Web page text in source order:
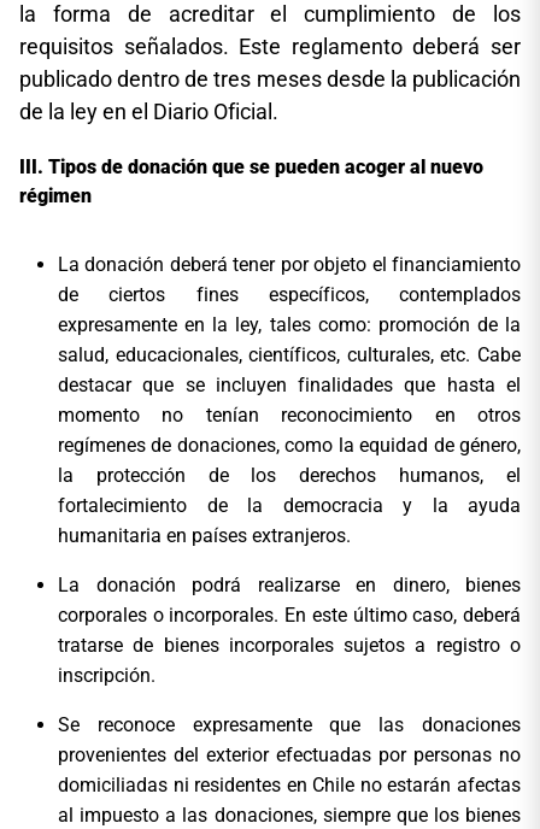
la forma de acreditar el cumplimiento de los
requisitos señalados. Este reglamento deberá ser
publicado dentro de tres meses desde la publicación
de la ley en el Diario Oficial.
Tipos de donación que se pueden acoger al nuevo
régimen
La donación deberá tener por objeto el financiamiento
de ciertos fines específicos, contemplados
expresamente en la ley, tales como: promoción de la
salud, educacionales, científicos, culturales, etc. Cabe
destacar que se incluyen finalidades que hasta el
momento no tenían reconocimiento en otros
regímenes de donaciones, como la equidad de género,
la protección de los derechos humanos, el
fortalecimiento de la democracia y la ayuda
humanitaria en países extranjeros.
La donación podrá realizarse en dinero, bienes
corporales o incorporales. En este último caso, deberá
tratarse de bienes incorporales sujetos a registro o
inscripción.
Se reconoce expresamente que las donaciones
provenientes del exterior efectuadas por personas no
domiciliadas ni residentes en Chile no estarán afectas
al impuesto a las donaciones, siempre que los bienes